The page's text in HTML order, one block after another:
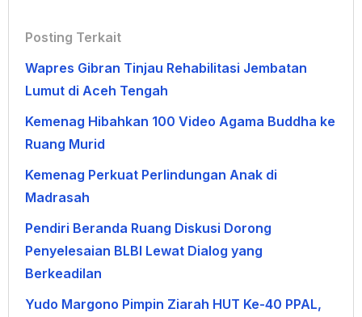
Posting Terkait
Wapres Gibran Tinjau Rehabilitasi Jembatan
Lumut di Aceh Tengah
Kemenag Hibahkan 100 Video Agama Buddha ke
Ruang Murid
Kemenag Perkuat Perlindungan Anak di
Madrasah
Pendiri Beranda Ruang Diskusi Dorong
Penyelesaian BLBI Lewat Dialog yang
Berkeadilan
Yudo Margono Pimpin Ziarah HUT Ke-40 PPAL,